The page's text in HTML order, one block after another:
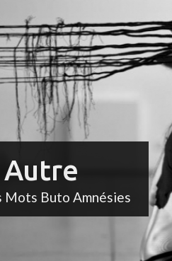
Autre
Mots Buto Amnésies